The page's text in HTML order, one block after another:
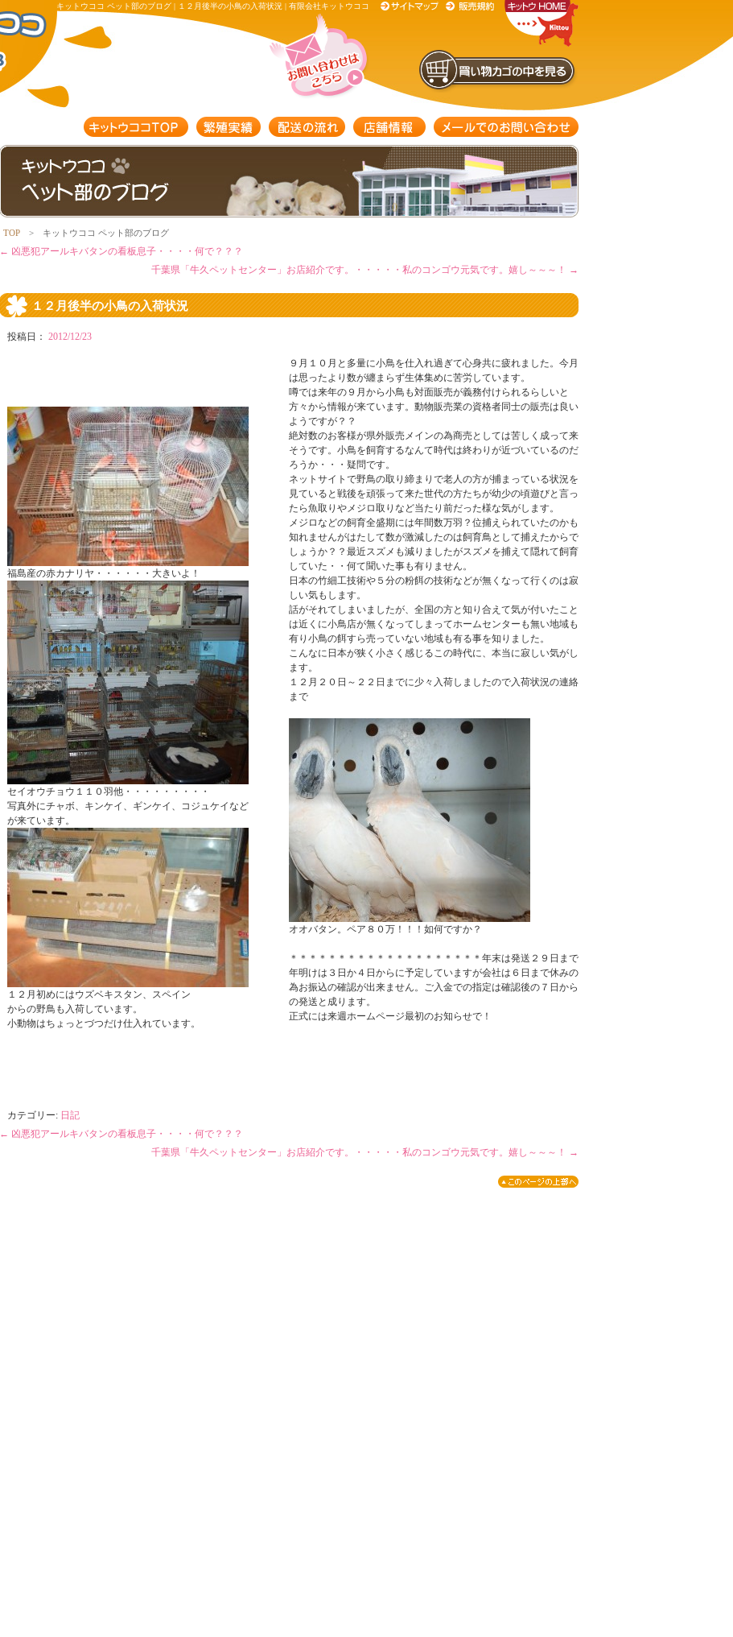
キットウココ ペット部のブログ | １２月後半の小鳥の入荷状況 | 有限会社キットウココ
TOP > キットウココ ペット部のブログ
← 凶悪犯アールキバタンの看板息子・・・・何で？？？
千葉県「牛久ペットセンター」お店紹介です。・・・・・私のコンゴウ元気です。嬉し～～～！
→
１２月後半の小鳥の入荷状況
投稿日： 2012/12/23
福島産の赤カナリヤ・・・・・・大きいよ！
セイオウチョウ１１０羽他・・・・・・・・・
写真外にチャボ、キンケイ、ギンケイ、コジュケイなど
が来ています。
１２月初めにはウズベキスタン、スペイン
からの野鳥も入荷しています。
小動物はちょっとづつだけ仕入れています。
９月１０月と多量に小鳥を仕入れ過ぎて心身共に疲れました。今月
は思ったより数が纏まらず生体集めに苦労しています。
噂では来年の９月から小鳥も対面販売が義務付けられるらしいと
方々から情報が来ています。動物販売業の資格者同士の販売は良い
ようですが？？
絶対数のお客様が県外販売メインの為商売としては苦しく成って来
そうです。小鳥を飼育するなんて時代は終わりが近づいているのだ
ろうか・・・疑問です。
ネットサイトで野鳥の取り締まりで老人の方が捕まっている状況を
見ていると戦後を頑張って来た世代の方たちが幼少の頃遊びと言っ
たら魚取りやメジロ取りなど当たり前だった様な気がします。
メジロなどの飼育全盛期には年間数万羽？位捕えられていたのかも
知れませんがはたして数が激減したのは飼育鳥として捕えたからで
しょうか？？最近スズメも減りましたがスズメを捕えて隠れて飼育
していた・・何て聞いた事も有りません。
日本の竹細工技術や５分の粉餌の技術などが無くなって行くのは寂
しい気もします。
話がそれてしまいましたが、全国の方と知り合えて気が付いたこと
は近くに小鳥店が無くなってしまってホームセンターも無い地域も
有り小鳥の餌すら売っていない地域も有る事を知りました。
こんなに日本が狭く小さく感じるこの時代に、本当に寂しい気がし
ます。
１２月２０日～２２日までに少々入荷しましたので入荷状況の連絡
まで
オオバタン。ペア８０万！！！如何ですか？
＊＊＊＊＊＊＊＊＊＊＊＊＊＊＊＊＊＊＊＊年末は発送２９日まで
年明けは３日か４日からに予定していますが会社は６日まで休みの
為お振込の確認が出来ません。ご入金での指定は確認後の７日から
の発送と成ります。
正式には来週ホームページ最初のお知らせで！
カテゴリー: 日記
← 凶悪犯アールキバタンの看板息子・・・・何で？？？
千葉県「牛久ペットセンター」お店紹介です。・・・・・私のコンゴウ元気です。嬉し～～～！
→